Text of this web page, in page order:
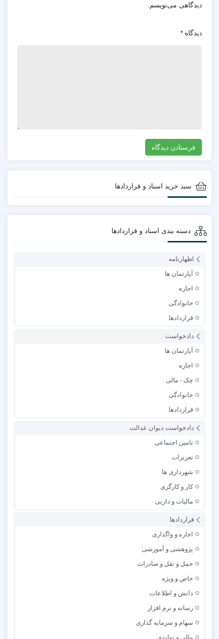
دیدگاهی می‌نویسم.
دیدگاه *
سبد خرید اسناد و قراردادها
دسته بندی اسناد و قراردادها
اظهارنامه
آپارتمان ها
اجاره
خانوادگی
قراردادها
دادخواست
آپارتمان ها
اجاره
چک - مالی
خانوادگی
قراردادها
دادخواست دیوان عدالت
تامین اجتماعی
تعزیرات
شهرداری ها
کار و کارگری
مالیات و داریی
قراردادها
اجاره و واگذاری
پژوهشی و آموزشی
حمل و نقل و صادرات
خاص و ویژه
دانش و اطلاعات
رسانه و نرم افزار
سهام و سرمایه گذاری
مالی و تولیدی